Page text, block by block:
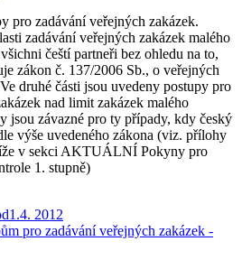
pro zadávání veřejných zakázek.
zadávání veřejných zakázek malého
čeští partneři bez ohledu na to,
zákon č. 137/2006 Sb., o veřejných
druhé části jsou uvedeny postupy pro
nad limit zakázek malého
jsou závazné pro ty případy, kdy český
výše uvedeného zákona (viz. přílohy
v sekci AKTUÁLNÍ Pokyny pro
1. stupně)
2012
pro zadávání veřejných zakázek -